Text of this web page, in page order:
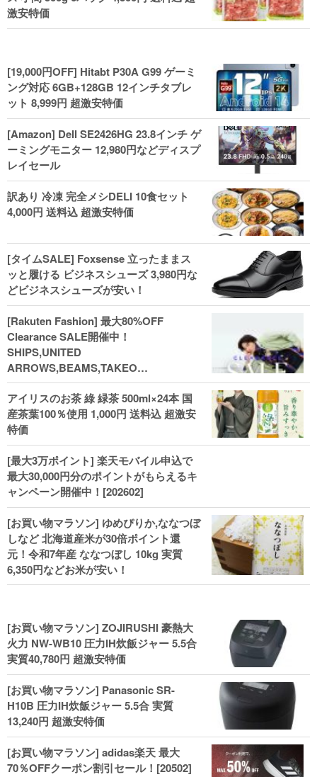
激安特価
[19,000円OFF] Hitabt P30A G99 ゲーミ
ング対応 6GB+128GB 12インチタブレ
ット 8,999円 超激安特価
[Amazon] Dell SE2426HG 23.8インチ ゲ
ーミングモニター 12,980円などディスプ
レイセール
訳あり 冷凍 完全メシDELI 10食セット
4,000円 送料込 超激安特価
[タイムSALE] Foxsense 立ったままス
ッと履ける ビジネスシューズ 3,980円な
どビジネスシューズが安い！
[Rakuten Fashion] 最大80%OFF
Clearance SALE開催中！
SHIPS,UNITED
ARROWS,BEAMS,TAKEO
KIKUCHI,COACH,MICHAEL KORSなど
(202602)
アイリスのお茶 綠 緑茶 500ml×24本 国
産茶葉100％使用 1,000円 送料込 超激安
特価
[最大3万ポイント] 楽天モバイル申込で
最大30,000円分のポイントがもらえるキ
ャンペーン開催中！[202602]
[お買い物マラソン] ゆめぴりか,ななつぼ
しなど 北海道産米が30倍ポイント還
元！令和7年産 ななつぼし 10kg 実質
6,350円などお米が安い！
[お買い物マラソン] ZOJIRUSHI 豪熱大
火力 NW-WB10 圧力IH炊飯ジャー 5.5合
実質40,780円 超激安特価
[お買い物マラソン] Panasonic SR-
H10B 圧力IH炊飯ジャー 5.5合 実質
13,240円 超激安特価
[お買い物マラソン] adidas楽天 最大
70％OFFクーポン割引セール！[20502]